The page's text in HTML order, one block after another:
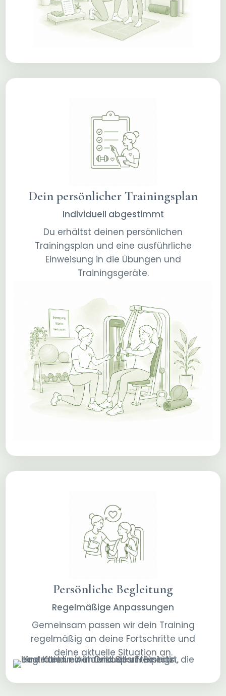
Dein persönlicher Trainingsplan
Individuell abgestimmt
Du erhältst deinen persönlichen
Trainingsplan und eine ausführliche
Einweisung in die Übungen und
Trainingsgeräte.
Persönliche Begleitung
Regelmäßige Anpassungen
Gemeinsam passen wir dein Training
regelmäßig an deine Fortschritte und
deine aktuelle Situation an.